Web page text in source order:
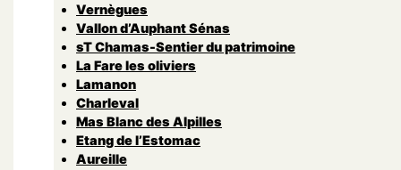
Vernègues
Vallon d’Auphant Sénas
sT Chamas-Sentier du patrimoine
La Fare les oliviers
Lamanon
Charleval
Mas Blanc des Alpilles
Etang de l’Estomac
Aureille